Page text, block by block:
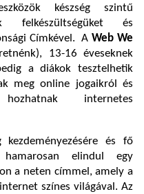
készség szintű
felkészültségüket és
Címkével. AWeb We
13-16 éveseknek
a diákok tesztelhetik
meg online jogaikról és
internetes
kezdeményezésére és fő
elindul egy
a neten címmel, amely a
színes világával. Az